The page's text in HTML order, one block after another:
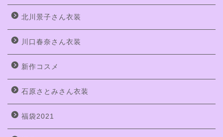
北川景子さん衣装
川口春奈さん衣装
新作コスメ
石原さとみさん衣装
福袋2021